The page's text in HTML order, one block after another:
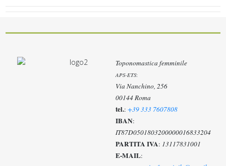
Toponomastica femminile
APS-ETS:
Via Nanchino, 256
00144 Roma
tel.:+39 333 7607808
IBAN:
IT87D0501803200000016833204
PARTITA IVA: 13117831001
E-MAIL: